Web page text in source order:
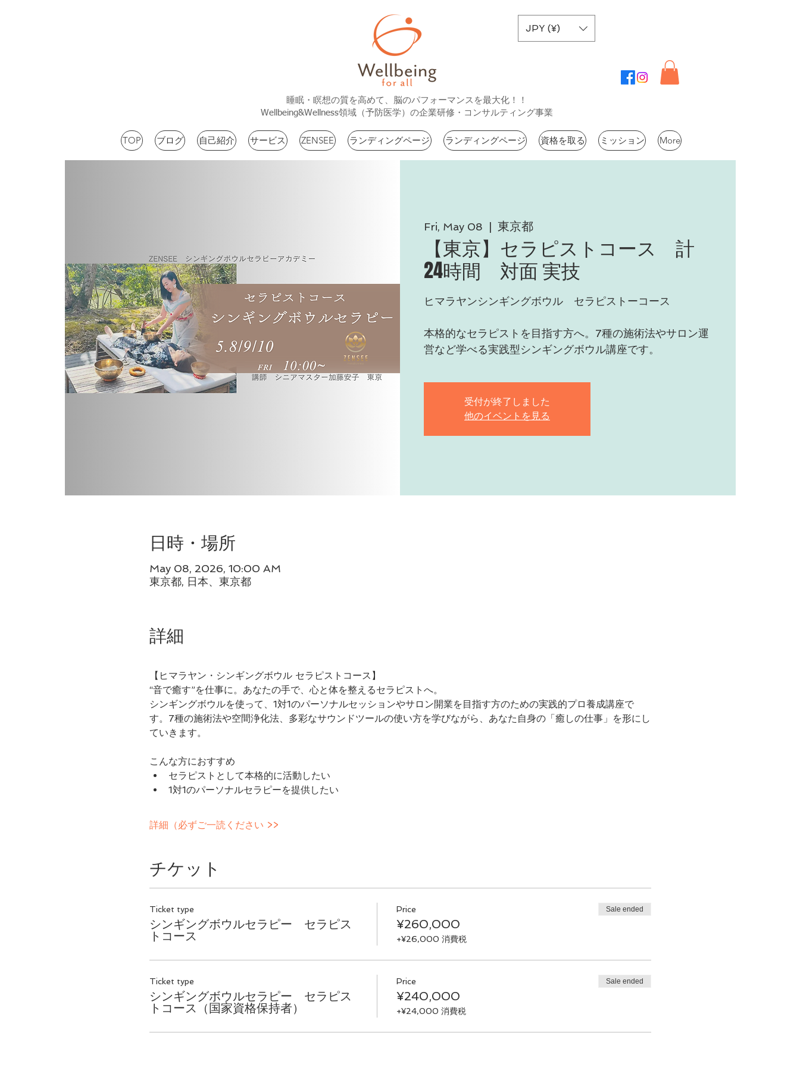
JPY (¥)
睡眠・瞑想の質を高めて、脳のパフォーマンスを最大化！！
Wellbeing&Wellness領域（予防医学）の企業研修・コンサルティング事業
TOP ブログ 自己紹介 サービス ZENSEE ランディングページ ランディングページ 資格を取る ミッション More
Fri, May 08 東京都
【東京】セラピストコース 計
24時間 対面 実技
ヒマラヤンシンギングボウル セラピストーコース
本格的なセラピストを目指す方へ。7種の施術法やサロン運
営など学べる実践型シンギングボウル講座です。
受付が終了しました
他のイベントを見る
日時・場所
May 08, 2026, 10:00 AM
東京都, 日本、東京都
詳細
【ヒマラヤン・シンギングボウル セラピストコース】
“音で癒す”を仕事に。あなたの手で、心と体を整えるセラピストへ。
シンギングボウルを使って、1対1のパーソナルセッションやサロン開業を目指す方のための実践的プロ養成講座で
す。7種の施術法や空間浄化法、多彩なサウンドツールの使い方を学びながら、あなた自身の「癒しの仕事」を形にし
ていきます。
こんな方におすすめ
セラピストとして本格的に活動したい
1対1のパーソナルセラピーを提供したい
詳細（必ずご一読ください >>
チケット
Ticket type
シンギングボウルセラピー セラピス
トコース
Price
¥260,000
+¥26,000 消費税
Sale ended
Ticket type
シンギングボウルセラピー セラピス
トコース（国家資格保持者）
Price
¥240,000
+¥24,000 消費税
Sale ended